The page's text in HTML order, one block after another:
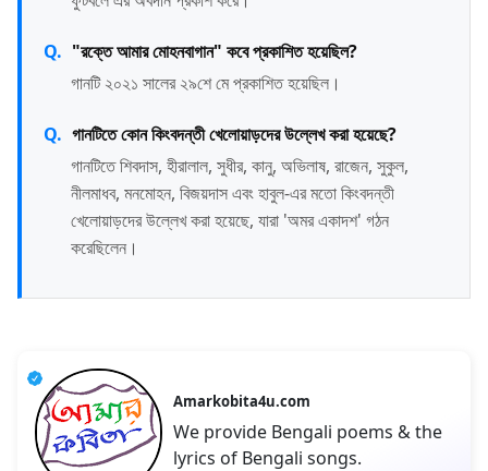
"রক্তে আমার মোহনবাগান" কবে প্রকাশিত হয়েছিল?
গানটি ২০২১ সালের ২৯শে মে প্রকাশিত হয়েছিল।
গানটিতে কোন কিংবদন্তী খেলোয়াড়দের উল্লেখ করা হয়েছে?
গানটিতে শিবদাস, হীরালাল, সুধীর, কানু, অভিলাষ, রাজেন, সুকুল,
নীলমাধব, মনমোহন, বিজয়দাস এবং হাবুল-এর মতো কিংবদন্তী
খেলোয়াড়দের উল্লেখ করা হয়েছে, যারা 'অমর একাদশ' গঠন
করেছিলেন।
Amarkobita4u.com
We provide Bengali poems & the
lyrics of Bengali songs.